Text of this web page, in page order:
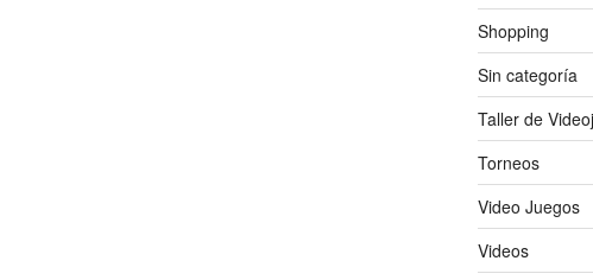
Shopping
Sin categoría
Taller de
Torneos
Video Juegos
Videos